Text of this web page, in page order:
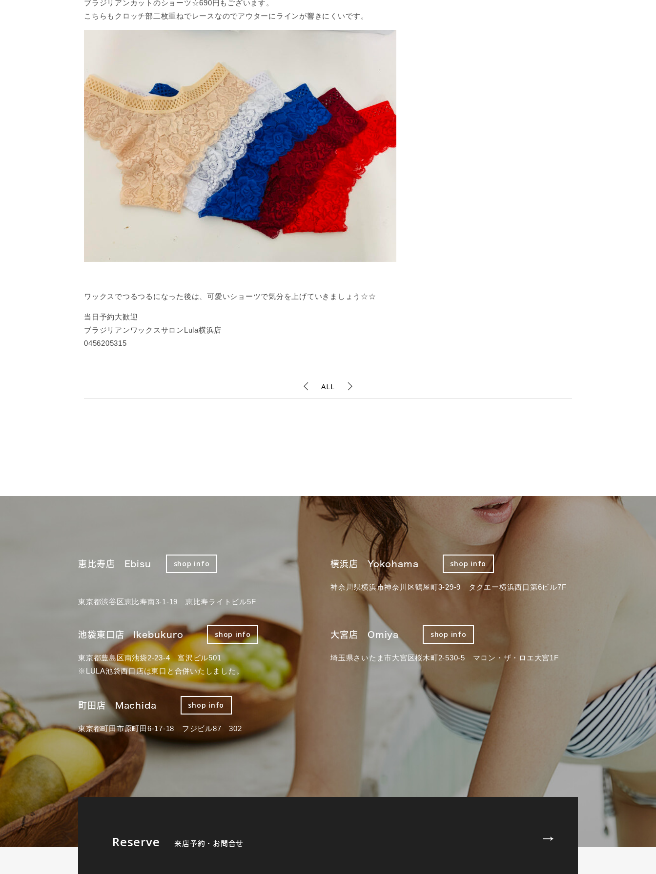
ブラジリアンカットのショーツ☆690円もございます。
こちらもクロッチ部二枚重ねでレースなのでアウターにラインが響きにくいです。
ワックスでつるつるになった後は、可愛いショーツで気分を上げていきましょう☆☆
当日予約大歓迎
ブラジリアンワックスサロンLula横浜店
0456205315
ALL
恵比寿店 Ebisu shop info
東京都渋谷区恵比寿南3-1-19 恵比寿ライトビル5F
横浜店 Yokohama shop info
神奈川県横浜市神奈川区鶴屋町3-29-9 タクエー横浜西口第6ビル7F
池袋東口店 Ikebukuro shop info
東京都豊島区南池袋2-23-4 富沢ビル501
※LULA池袋西口店は東口と合併いたしました。
大宮店 Omiya shop info
埼玉県さいたま市大宮区桜木町2-530-5 マロン・ザ・ロエ大宮1F
町田店 Machida shop info
東京都町田市原町田6-17-18 フジビル87 302
Reserve 来店予約・お問合せ